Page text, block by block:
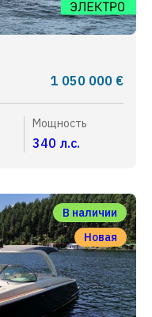
1 050 000 €
Мощность
340 л.с.
В наличии
Новая